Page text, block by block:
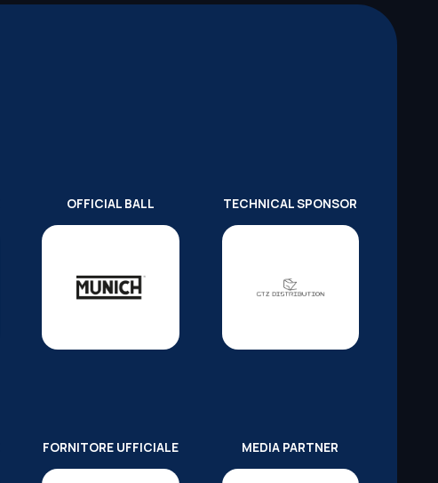
OFFICIAL BALL TECHNICAL SPONSOR
FORNITORE UFFICIALE MEDIA PARTNER